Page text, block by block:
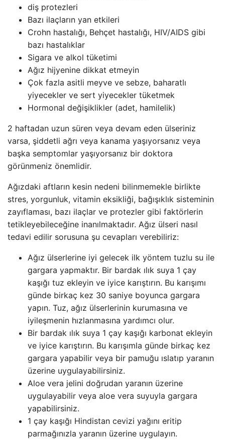
diş protezleri
Bazı ilaçların yan etkileri
Crohn hastalığı, Behçet hastalığı, HIV/AIDS gibi
bazı hastalıklar
Sigara ve alkol tüketimi
Ağız hijyenine dikkat etmeyin
Çok fazla asitli meyve ve sebze, baharatlı
yiyecekler ve sert yiyecekler tüketmek
Hormonal değişiklikler (adet, hamilelik)
2 haftadan uzun süren veya devam eden ülseriniz
varsa, şiddetli ağrı veya kanama yaşıyorsanız veya
başka semptomlar yaşıyorsanız bir doktora
görünmeniz önemlidir.
Ağızdaki aftların kesin nedeni bilinmemekle birlikte
stres, yorgunluk, vitamin eksikliği, bağışıklık sisteminin
zayıflaması, bazı ilaçlar ve protezler gibi faktörlerin
tetikleyebileceğine inanılmaktadır. Ağız ülseri nasıl
tedavi edilir sorusuna şu cevapları verebiliriz:
Ağız ülserlerine iyi gelecek ilk yöntem tuzlu su ile
gargara yapmaktır. Bir bardak ılık suya 1 çay
kaşığı tuz ekleyin ve iyice karıştırın. Bu karışımı
günde birkaç kez 30 saniye boyunca gargara
yapın. Tuz, ağız ülserlerinin kurumasına ve
iyileşmenin hızlanmasına yardımcı olur.
Bir bardak ılık suya 1 çay kaşığı karbonat ekleyin
ve iyice karıştırın. Bu karışımla günde birkaç kez
gargara yapabilir veya bir pamuğu ıslatıp yaranın
üzerine uygulayabilirsiniz.
Aloe vera jelini doğrudan yaranın üzerine
uygulayabilir veya aloe vera suyuyla gargara
yapabilirsiniz.
1 çay kaşığı Hindistan cevizi yağını eritip
parmağınızla yaranın üzerine uygulayın.